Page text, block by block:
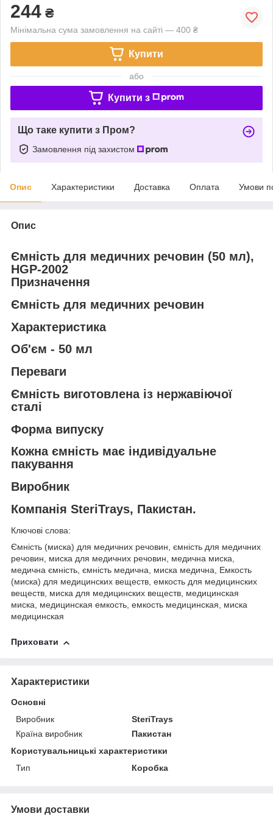
244 ₴
Мінімальна сума замовлення на сайті — 400 ₴
Купити
або
Купити з
Що таке купити з Пром?
Замовлення під захистом
Опис Характеристики Доставка Оплата Умови
Опис
Ємність для медичних речовин (50 мл),
HGP-2002
Призначення
Ємність для медичних речовин
Характеристика
Об'єм - 50 мл
Переваги
Ємність виготовлена із нержавіючої
сталі
Форма випуску
Кожна ємність має індивідуальне
пакування
Виробник
Компанія SteriTrays, Пакистан.
Ключові слова:
Ємність (миска) для медичних речовин, ємність для медичних
речовин, миска для медичних речовин, медична миска,
медична ємність, ємність медична, миска медична, Емкость
(миска) для медицинских веществ, емкость для медицинских
веществ, миска для медицинских веществ, медицинская
миска, медицинская емкость, емкость медицинская, миска
медицинская
Приховати
Характеристики
Основні
Виробник
SteriTrays
Країна виробник
Пакистан
Користувальницькі характеристики
Тип
Коробка
Умови доставки